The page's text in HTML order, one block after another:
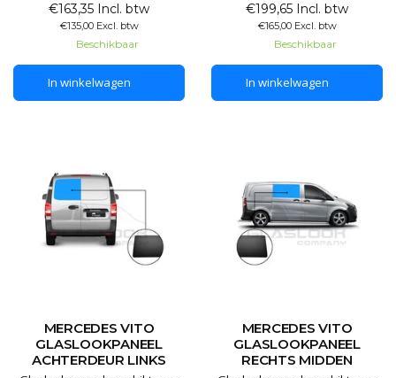
Glaslookpanelen gemaakt van
echt glas voor een luxe
uitstraling. Het voordeel van
echt glas is dat het
gegarandeerd lang mee gaat
en het mooiste resultaat levert.
€163,35 Incl. btw
€135,00 Excl. btw
Beschikbaar
In winkelwagen
Glaslookpanelen gemaakt van
echt glas voor een luxe
uitstraling. Het voordeel van
echt glas is dat het
gegarandeerd lang mee gaat
en het mooiste resultaat levert.
€199,65 Incl. btw
€165,00 Excl. btw
Beschikbaar
In winkelwagen
MERCEDES VITO
GLASLOOKPANEEL
ACHTERDEUR LINKS
MERCEDES VITO
GLASLOOKPANEEL
RECHTS MIDDEN